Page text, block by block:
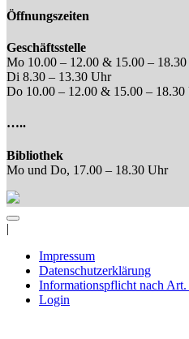
Öffnungszeiten
Geschäftsstelle
Mo 10.00 – 12.00 & 15.00 –
Di 8.30 – 13.30 Uhr
Do 10.00 – 12.00 & 15.00 – 18.30
…..
Bibliothek
Mo und Do, 17.00 – 18.30 Uhr
|
Impressum
Datenschutzerklärung
Informationspflicht nach
Login